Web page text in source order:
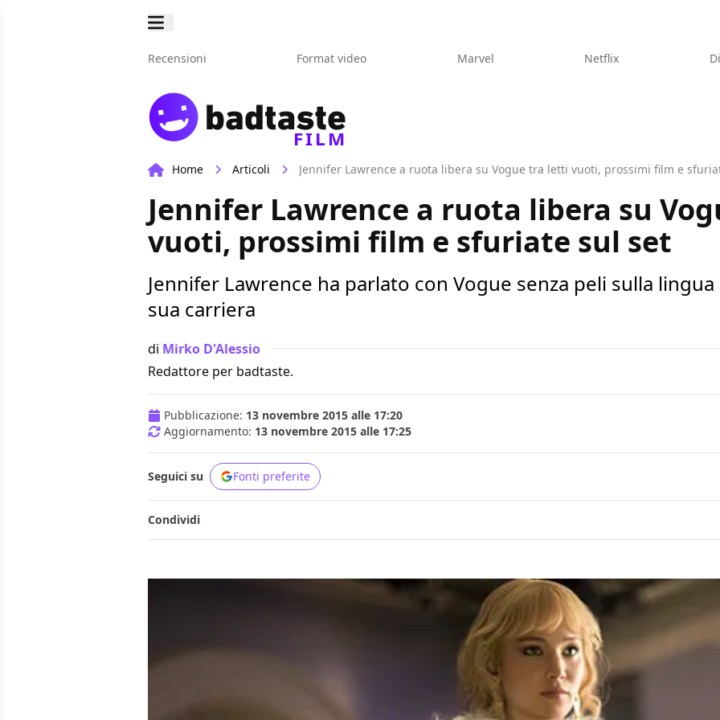
Recensioni Format video Marvel Netflix
FILM
Home Articoli Jennifer Lawrence a ruota libera su Vogue tra letti vuoti, prossimi film e
Jennifer Lawrence a ruota libera su
vuoti, prossimi film e sfuriate sul set
Jennifer Lawrence ha parlato con Vogue senza peli sulla
sua carriera
di Mirko D'Alessio
Redattore per badtaste.
Pubblicazione: 13 novembre 2015 alle 17:20
Aggiornamento: 13 novembre 2015 alle 17:25
Seguici su Fonti preferite
Condividi